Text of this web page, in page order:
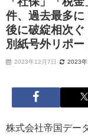
件、過去最多
後に破綻相次
別紙号外リポ
2023年12月7日 2023年
株式会社帝国デー